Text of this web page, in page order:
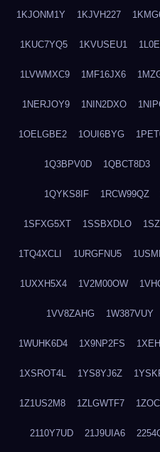
1KJONM1Y 1KJVH227
1KUC7YQ5 1KVUSEU1
1LVWMXC9 1MF16JX6
1NERJOY9 1NIN2DXO
1OELGBE2 1OUI6BYG
1Q3BPV0D 1QBCT8D3
1QYKS8IF 1RCW99QZ
1SFXG5XT 1SSBXDLO
1TQ4XCLI 1URGFNU5
1UXXH5X4 1V2M00OW
1VV8ZAHG 1W387VUY
1WUHK6D4 1X9NP2FS
1XSROT4L 1YS8YJ6Z
1Z1US2M8 1ZLGWTF7
2110Y7UD 21J9UIA6